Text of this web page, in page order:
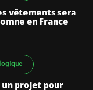
vêtements sera
en France
un projet pour